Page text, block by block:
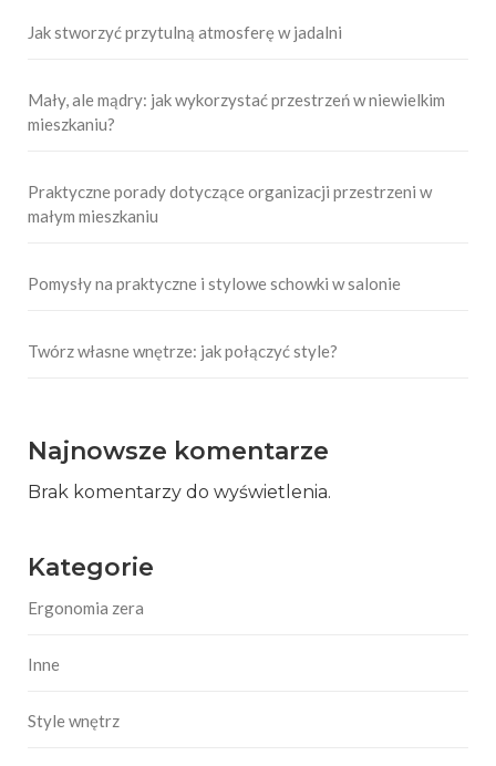
Jak stworzyć przytulną atmosferę w jadalni
Mały, ale mądry: jak wykorzystać przestrzeń w niewielkim
mieszkaniu?
Praktyczne porady dotyczące organizacji przestrzeni w
małym mieszkaniu
Pomysły na praktyczne i stylowe schowki w salonie
Twórz własne wnętrze: jak połączyć style?
Najnowsze komentarze
Brak komentarzy do wyświetlenia.
Kategorie
Ergonomia zera
Inne
Style wnętrz